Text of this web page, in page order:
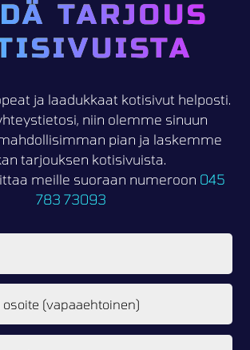
TARJOUS
ja laadukkaat kotisivut helposti.
niin olemme sinuun
pian ja laskemme
tarjouksen kotisivuista.
meille suoraan numeroon 045
783 73093